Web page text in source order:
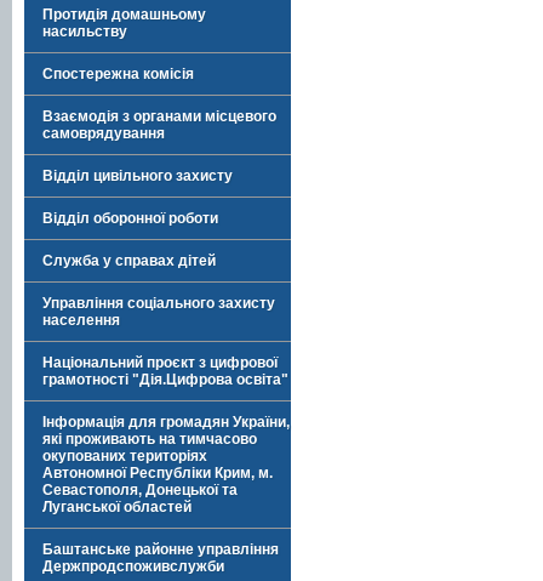
Протидія домашньому
насильству
Спостережна комісія
Взаємодія з органами місцевого
самоврядування
Відділ цивільного захисту
Відділ оборонної роботи
Служба у справах дітей
Управління соціального захисту
населення
Національний проєкт з цифрової
грамотності "Дія.Цифрова освіта"
Інформація для громадян України,
які проживають на тимчасово
окупованих територіях
Автономної Республіки Крим, м.
Севастополя, Донецької та
Луганської областей
Баштанське районне управління
Держпродспоживслужби